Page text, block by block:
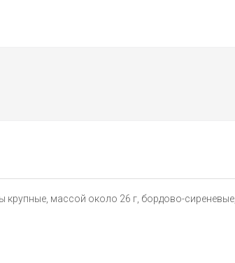
массой около 26 г, бордово-